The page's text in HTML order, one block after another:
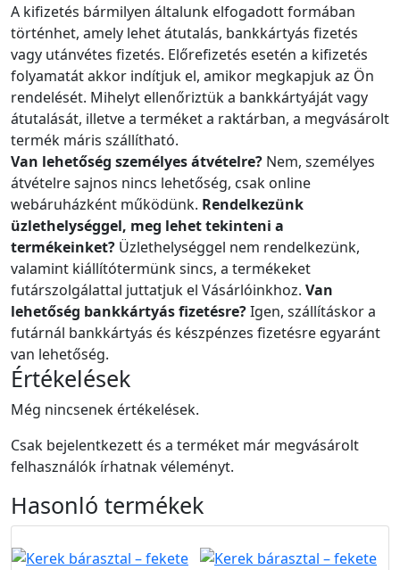
A kifizetés bármilyen általunk elfogadott formában
történhet, amely lehet átutalás, bankkártyás fizetés
vagy utánvétes fizetés. Előrefizetés esetén a kifizetés
folyamatát akkor indítjuk el, amikor megkapjuk az Ön
rendelését. Mihelyt ellenőriztük a bankkártyáját vagy
átutalását, illetve a terméket a raktárban, a megvásárolt
termék máris szállítható.
Van lehetőség személyes átvételre? Nem, személyes
átvételre sajnos nincs lehetőség, csak online
webáruházként működünk. Rendelkezünk
üzlethelységgel, meg lehet tekinteni a
termékeinket? Üzlethelységgel nem rendelkezünk,
valamint kiállítótermünk sincs, a termékeket
futárszolgálattal juttatjuk el Vásárlóinkhoz. Van
lehetőség bankkártyás fizetésre?Igen, szállításkor a
futárnál bankkártyás és készpénzes fizetésre egyaránt
van lehetőség.
Értékelések
Még nincsenek értékelések.
Csak bejelentkezett és a terméket már megvásárolt
felhasználók írhatnak véleményt.
Hasonló termékek